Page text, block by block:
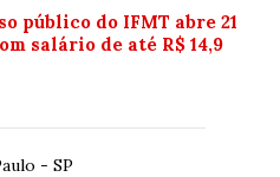
público do IFMT abre 21
salário de até R$ 14,9
- SP